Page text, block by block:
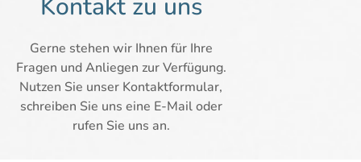
Kontakt zu uns
Gerne stehen wir Ihnen für Ihre
Fragen und Anliegen zur Verfügung.
Nutzen Sie unser Kontaktformular,
schreiben Sie uns eine E-Mail oder
rufen Sie uns an.